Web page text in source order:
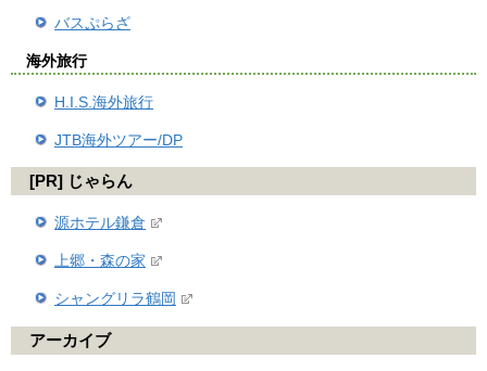
バスぷらざ
海外旅行
H.I.S.海外旅行
JTB海外ツアー/DP
[PR] じゃらん
源ホテル鎌倉
上郷・森の家
シャングリラ鶴岡
アーカイブ